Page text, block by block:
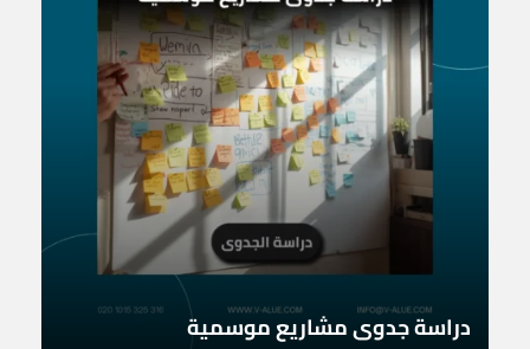
دراسة جدوى مشاريع موسمية